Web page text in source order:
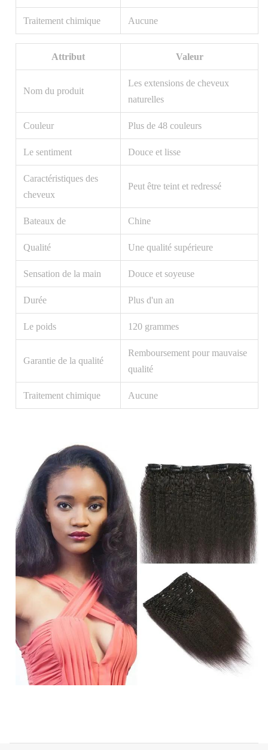
Traitement chimique Aucune
Attribut Valeur
Nom du produit
Les extensions de cheveux
naturelles
Couleur Plus de 48 couleurs
Le sentiment Douce et lisse
Caractéristiques des
cheveux
Peut être teint et redressé
Bateaux de Chine
Qualité Une qualité supérieure
Sensation de la main Douce et soyeuse
Durée Plus d'un an
Le poids 120 grammes
Garantie de la qualité
Remboursement pour mauvaise
qualité
Traitement chimique Aucune